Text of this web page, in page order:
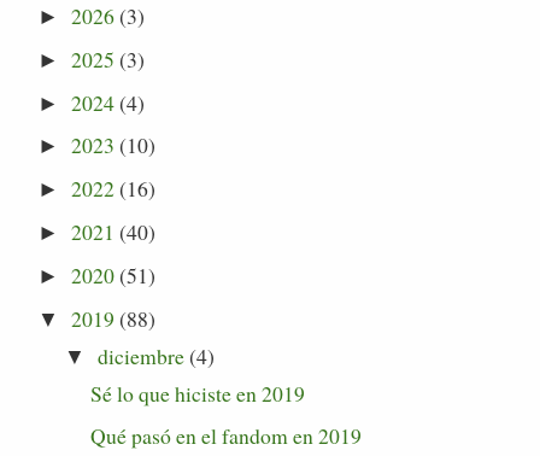
►2026(3)
►2025 (3)
►2024(4)
►2023 (10)
►2022(16)
►2021 (40)
►2020(51)
▼ 2019 (88)
▼ diciembre(4)
Sé lo que hiciste en 2019
Qué pasó en el fandom en 2019